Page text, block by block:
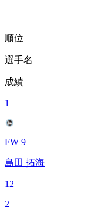
順位
選手名
成績
1
FW 9
島田 拓海
12
2